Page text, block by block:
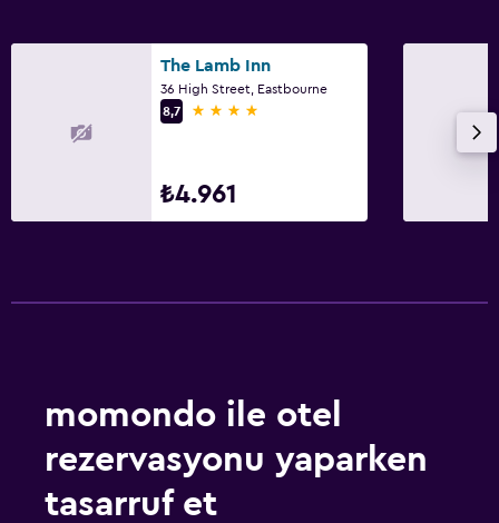
The Lamb Inn
36 High Street, Eastbourne
8,7
4 yıldız
₺4.961
momondo ile otel
rezervasyonu yaparken
tasarruf et